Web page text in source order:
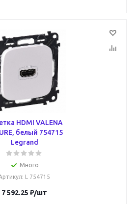
HDMI VALENA
белый 754715
Legrand
Много
: L 754715
7 592.25 ₽/шт